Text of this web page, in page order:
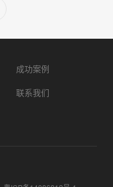
成功案例
联系我们